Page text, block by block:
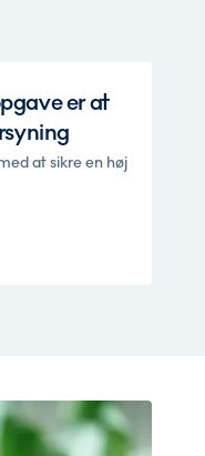
er at
at sikre en høj